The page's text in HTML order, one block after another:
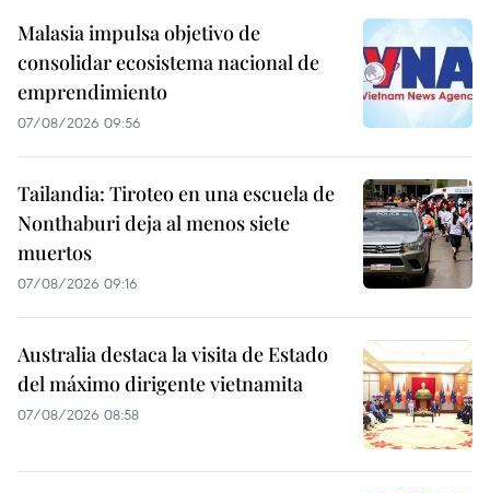
Malasia impulsa objetivo de
consolidar ecosistema nacional de
emprendimiento
07/08/2026 09:56
Tailandia: Tiroteo en una escuela de
Nonthaburi deja al menos siete
muertos
07/08/2026 09:16
Australia destaca la visita de Estado
del máximo dirigente vietnamita
07/08/2026 08:58